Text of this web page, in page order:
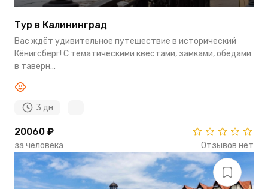
Тур в Калининград
Вас ждёт удивительное путешествие в исторический
Кёнигсберг! С тематическими квестами, замками, обедами
в таверн...
3 дн
20060 ₽
за человека Отзывов нет